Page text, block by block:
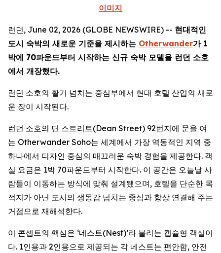
이미지
런던, June 02, 2026 (GLOBE NEWSWIRE) -- 현대적인
도시 숙박의 새로운 기준을 제시하는 Otherwander가 1
박에 70파운드부터 시작하는 신규 숙박 모델을 런던 소호
에서 개장했다.
런던 소호의 활기 넘치는 중심부에서 현대 호텔 산업의 새로
운 장이 시작된다.
런던 소호의 딘 스트리트(Dean Street) 92번지에 문을 여
는 Otherwander Soho는 세계에서 가장 역동적인 지역 중
하나에서 디자인 중심의 매끄러운 숙박 경험을 제공한다. 객
실 요금은 1박 70파운드부터 시작한다. 이 공간은 오늘날 사
람들이 이동하는 방식에 맞춰 설계됐으며, 호텔을 단순한 목
적지가 아닌 도시의 생동감 넘치는 중심과 항상 연결해 주는
거점으로 재해석한다.
이 콘셉트의 핵심은 ‘네스트(Nest)’라 불리는 캡슐형 객실이
다. 1인용과 2인용으로 제공되는 각 네스트는 편안함, 안전